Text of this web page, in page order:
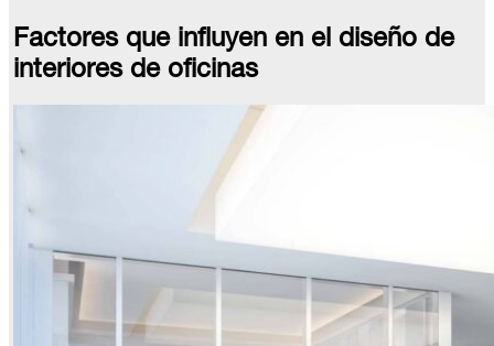
Factores que influyen en el diseño de
interiores de oficinas